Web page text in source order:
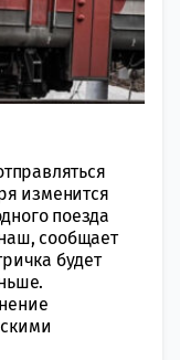
изменится
поезда
сообщает
будет